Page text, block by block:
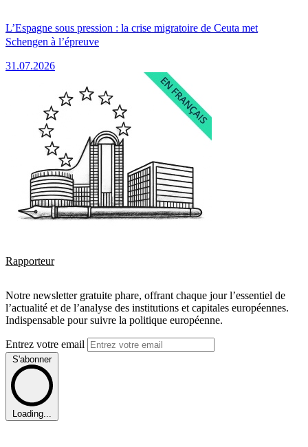
L’Espagne sous pression : la crise migratoire de Ceuta met
Schengen à l’épreuve
31.07.2026
Rapporteur
Notre newsletter gratuite phare, offrant chaque jour l’essentiel de
l’actualité et de l’analyse des institutions et capitales européennes.
Indispensable pour suivre la politique européenne.
Entrez votre email
S'abonner
Loading...